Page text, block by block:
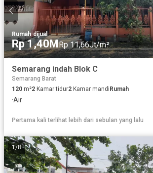
Rumah·dijual
Rp 1,40MRp 11,66Jt/m²
Semarang indah Blok C
Semarang Barat
120 m²2 Kamar tidur2 Kamar mandiRumah
·Air
Pertama kali terlihat lebih dari sebulan yang lalu
1/8